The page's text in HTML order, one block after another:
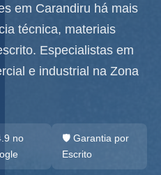
em Carandiru há mais
técnica, materiais
Especialistas em
e industrial na Zona
no
🛡️ Garantia por
Escrito